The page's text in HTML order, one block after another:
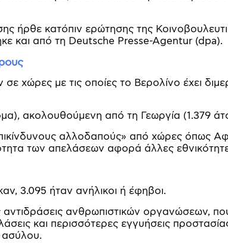
ήρθε κατόπιν ερώτησης της
και από τη Deutsche Presse-Agentur (dpa).
χώρες με τις οποίες το Βερολίνο έχει
ακολουθούμενη από τη Γεωργία (1.379
αλλοδαπούς» από χώρες όπως
των απελάσεων αφορά άλλες
3.095 ήταν ανήλικοι ή έφηβοι.
ανθρωπιστικών οργανώσεων,
και περισσότερες εγγυήσεις
ασύλου.